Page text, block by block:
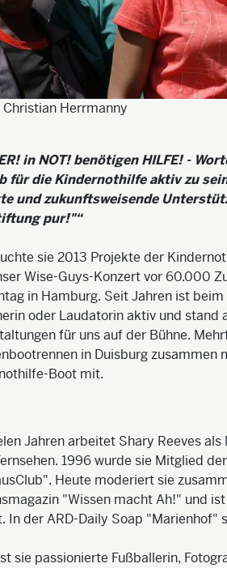
Christian Herrmanny
in NOT! benötigen HILFE! -
für die Kindernothilfe aktiv zu
und zukunftsweisende
pur!"
sie 2013 Projekte der
Wise-Guys-Konzert vor 60.000
in Hamburg. Seit Jahren ist
oder Laudatorin aktiv und stand
für uns auf der Bühne.
in Duisburg zusammen
Boot mit.
Jahren arbeitet Shary Reeves
1996 wurde sie Mitglied
Heute moderiert sie
"Wissen macht Ah!" und
In der ARD-Daily Soap "Marienhof"
sie passionierte Fußballerin,